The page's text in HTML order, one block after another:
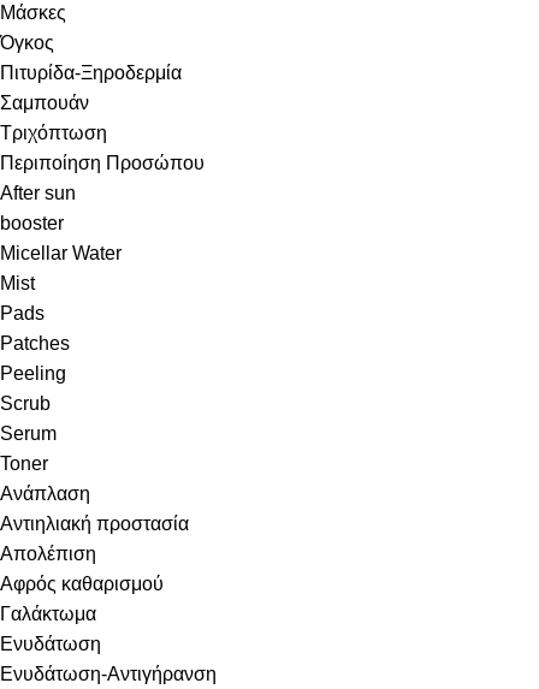
Μάσκες
Όγκος
Πιτυρίδα-Ξηροδερμία
Σαμπουάν
Τριχόπτωση
Περιποίηση Προσώπου
After sun
booster
Micellar Water
Mist
Pads
Patches
Peeling
Scrub
Serum
Toner
Ανάπλαση
Αντιηλιακή προστασία
Απολέπιση
Αφρός καθαρισμού
Γαλάκτωμα
Ενυδάτωση
Ενυδάτωση-Αντιγήρανση